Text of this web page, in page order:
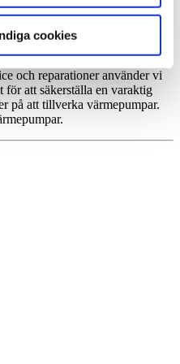
cookies
legionellaspridning,
av Thermia värmepump är du
att ge en ökad säkerhet och
reservdelar för Thermia
och reparationer använder vi
för att säkerställa en varaktig
på att tillverka värmepumpar.